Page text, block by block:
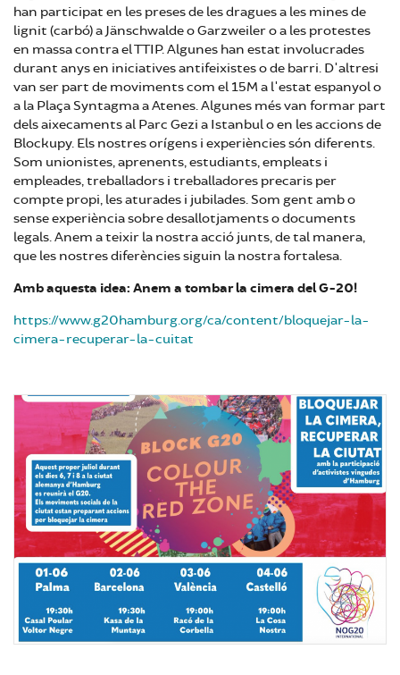
han participat en les preses de les dragues a les mines de
lignit (carbó) a Jänschwalde o Garzweiler o a les protestes
en massa contra el TTIP. Algunes han estat involucrades
durant anys en iniciatives antifeixistes o de barri. D'altresi
van ser part de moviments com el 15M a l'estat espanyol o
a la Plaça Syntagma a Atenes. Algunes més van formar part
dels aixecaments al Parc Gezi a Istanbul o en les accions de
Blockupy. Els nostres orígens i experiències són diferents.
Som unionistes, aprenents, estudiants, empleats i
empleades, treballadors i treballadores precaris per
compte propi, les aturades i jubilades. Som gent amb o
sense experiència sobre desallotjaments o documents
legals. Anem a teixir la nostra acció junts, de tal manera,
que les nostres diferències siguin la nostra fortalesa.
Amb aquesta idea: Anem a tombar la cimera del G-20!
https://www.g20hamburg.org/ca/content/bloquejar-la-
cimera-recuperar-la-cuitat